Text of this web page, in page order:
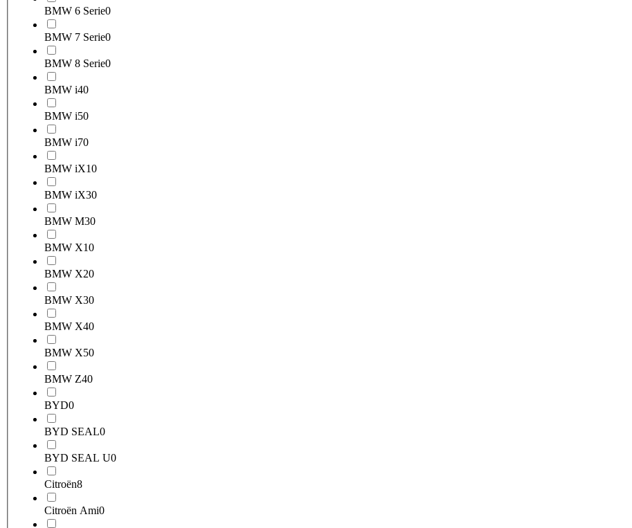
BMW 6 Serie0
BMW 7 Serie0
BMW 8 Serie0
BMW i40
BMW i50
BMW i70
BMW iX10
BMW iX30
BMW M30
BMW X10
BMW X20
BMW X30
BMW X40
BMW X50
BMW Z40
BYD0
BYD SEAL0
BYD SEAL U0
Citroën8
Citroën Ami0